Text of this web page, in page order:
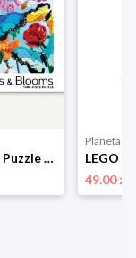
LEGO 070325 Puzzle Butterflies & Blooms (1000 elementów) Lego
Planeta
49.00 zł